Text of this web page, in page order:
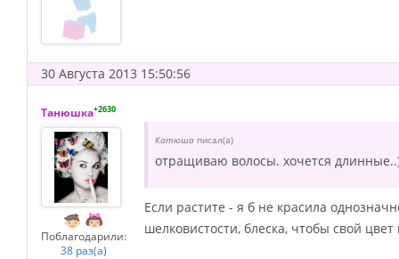
30 Августа 2013 15:50:56
Танюшка+2630
Поблагодарили:
38 раз(а)
Катюша писал(а)
отращиваю волосы. хочется
Если растите - я б не красила
шелковистости, блеска, чтобы свой